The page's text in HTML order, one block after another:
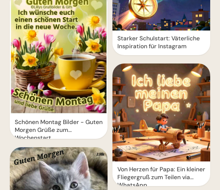
Schönen Montag Bilder - Guten
Morgen Grüße zum
Wochenstart
Starker Schulstart: Väterliche
Inspiration für Instagram
Von Herzen für Papa: Ein kleiner
Fliegergruß zum Teilen via
WhatsApp